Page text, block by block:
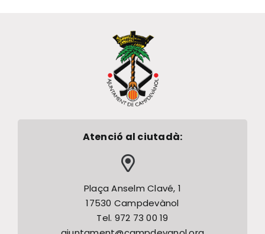
Atenció al ciutadà:
Plaça Anselm Clavé, 1
17530 Campdevànol
Tel. 972 73 00 19